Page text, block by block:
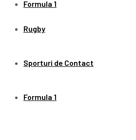
Formula 1
Rugby
Sporturi de Contact
Formula 1